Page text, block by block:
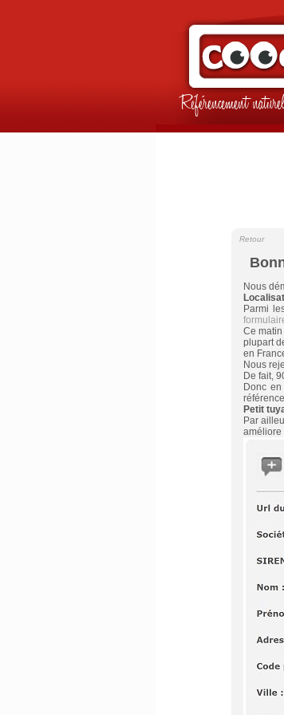
Référencement
Retour
Nous
Parmi
Ce
plupart
en
Nous
De fait,
Donc
Petit
Par
améliore